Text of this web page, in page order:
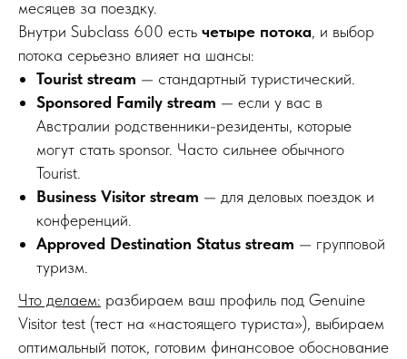
месяцев за поездку.
Внутри Subclass 600 есть четыре потока, и выбор
потока серьезно влияет на шансы:
Tourist stream — стандартный туристический.
Sponsored Family stream — если у вас в
Австралии родственники-резиденты, которые
могут стать sponsor. Часто сильнее обычного
Tourist.
Business Visitor stream — для деловых поездок и
конференций.
Approved Destination Status stream — групповой
туризм.
Что делаем: разбираем ваш профиль под Genuine
Visitor test (тест на «настоящего туриста»), выбираем
оптимальный поток, готовим финансовое обоснование